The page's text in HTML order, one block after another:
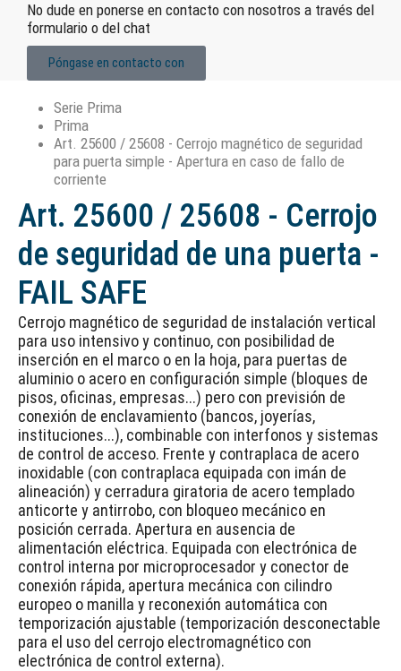
No dude en ponerse en contacto con nosotros a través del
formulario o del chat
Póngase en contacto con
Serie Prima
Prima
Art. 25600 / 25608 - Cerrojo magnético de seguridad
para puerta simple - Apertura en caso de fallo de
corriente
Art. 25600 / 25608 - Cerrojo
de seguridad de una puerta -
FAIL SAFE
Cerrojo magnético de seguridad de instalación vertical
para uso intensivo y continuo, con posibilidad de
inserción en el marco o en la hoja, para puertas de
aluminio o acero en configuración simple (bloques de
pisos, oficinas, empresas...) pero con previsión de
conexión de enclavamiento (bancos, joyerías,
instituciones...), combinable con interfonos y sistemas
de control de acceso. Frente y contraplaca de acero
inoxidable (con contraplaca equipada con imán de
alineación) y cerradura giratoria de acero templado
anticorte y antirrobo, con bloqueo mecánico en
posición cerrada. Apertura en ausencia de
alimentación eléctrica. Equipada con electrónica de
control interna por microprocesador y conector de
conexión rápida, apertura mecánica con cilindro
europeo o manilla y reconexión automática con
temporización ajustable (temporización desconectable
para el uso del cerrojo electromagnético con
electrónica de control externa).